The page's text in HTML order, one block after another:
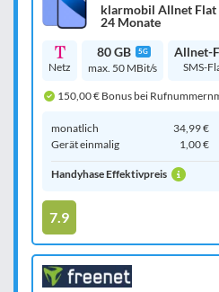
klarmobil Allnet Flat
24 Monate
Netz
80 GB 5G
max. 50 MBit/s
Allnet-
SMS-
150,00 € Bonus bei
monatlich
34,99 €
Gerät einmalig
1,00 €
Handyhase Effektivpreis
7.9